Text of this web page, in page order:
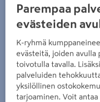
Zoomaa
Parempaa
evästeiden
K-ryhmä
evästeitä, joiden avulla
toivotulla tavalla.
palveluiden
yksilöllinen
tarjoaminen. Voit